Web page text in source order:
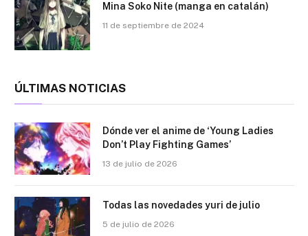
Mina Soko Nite (manga en catalán)
11 de septiembre de 2024
ÚLTIMAS NOTICIAS
Dónde ver el anime de ‘Young Ladies
Don’t Play Fighting Games’
13 de julio de 2026
Todas las novedades yuri de julio
5 de julio de 2026